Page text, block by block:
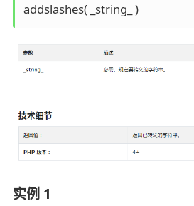
addslashes( _string_ )
实例 1